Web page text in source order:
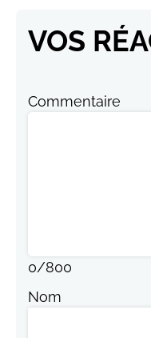
VOS
Commentaire
0/800
Nom